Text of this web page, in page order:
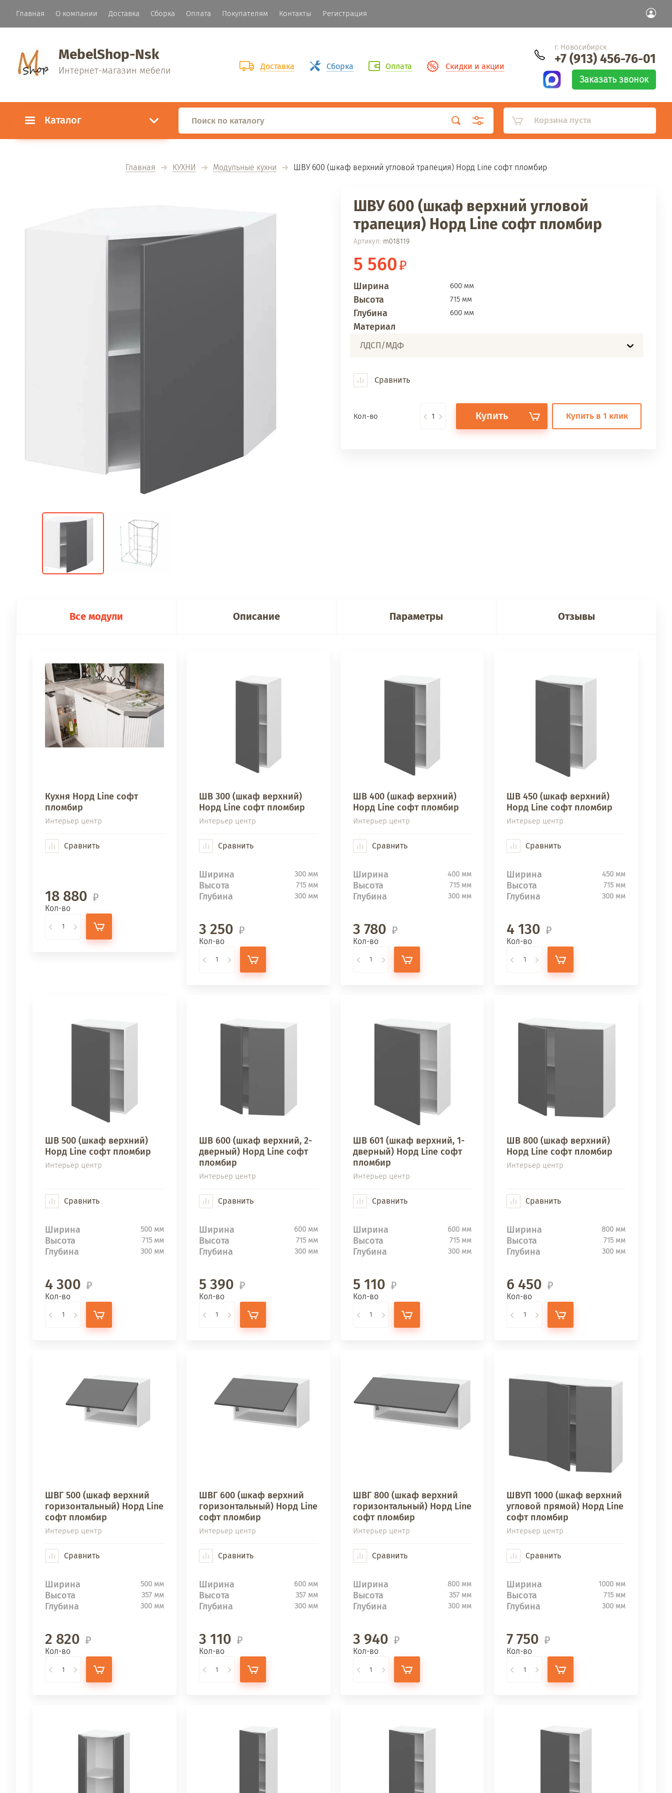
Главная О компании Доставка Сборка Оплата Покупателям Контакты Регистрация
MebelShop-Nsk
Интернет-магазин мебели Доставка Оплата Скидки и акции
Сборка
г. Новосибирск
+7 (913) 456-76-01
Заказать звонок
Каталог Корзина пуста
Главная КУХНИ Модульные кухни
  ШВУ 600 (шкаф верхний угловой трапеция) Норд Line софт пломбир
ШВУ 600 (шкаф верхний угловой
трапеция) Норд Line софт пломбир
Артикул: m018119
5 560
Ширина 600 мм
Высота 715 мм
Глубина 600 мм
Материал
ЛДСП/МДФ
Сравнить
Кол-во Купить Купить в 1 клик
Все модули Описание Параметры Отзывы
Кухня Норд Line софт
пломбир
Интерьер центр
Сравнить
18 880
Кол-во
ШВ 300 (шкаф верхний)
Норд Line софт пломбир
Интерьер центр
Сравнить
Ширина 300 мм
Высота 715 мм
Глубина 300 мм
3 250
Кол-во
ШВ 400 (шкаф верхний)
Норд Line софт пломбир
Интерьер центр
Сравнить
Ширина 400 мм
Высота 715 мм
Глубина 300 мм
3 780
Кол-во
ШВ 450 (шкаф верхний)
Норд Line софт пломбир
Интерьер центр
Сравнить
Ширина 450 мм
Высота 715 мм
Глубина 300 мм
4 130
Кол-во
ШВ 500 (шкаф верхний)
Норд Line софт пломбир
Интерьер центр
Сравнить
Ширина 500 мм
Высота 715 мм
Глубина 300 мм
4 300
Кол-во
ШВ 600 (шкаф верхний, 2-
дверный) Норд Line софт
пломбир
Интерьер центр
Сравнить
Ширина 600 мм
Высота 715 мм
Глубина 300 мм
5 390
Кол-во
ШВ 601 (шкаф верхний, 1-
дверный) Норд Line софт
пломбир
Интерьер центр
Сравнить
Ширина 600 мм
Высота 715 мм
Глубина 300 мм
5 110
Кол-во
ШВ 800 (шкаф верхний)
Норд Line софт пломбир
Интерьер центр
Сравнить
Ширина 800 мм
Высота 715 мм
Глубина 300 мм
6 450
Кол-во
ШВГ 500 (шкаф верхний
горизонтальный) Норд Line
софт пломбир
Интерьер центр
Сравнить
Ширина 500 мм
Высота 357 мм
Глубина 300 мм
2 820
Кол-во
ШВГ 600 (шкаф верхний
горизонтальный) Норд Line
софт пломбир
Интерьер центр
Сравнить
Ширина 600 мм
Высота 357 мм
Глубина 300 мм
3 110
Кол-во
ШВГ 800 (шкаф верхний
горизонтальный) Норд Line
софт пломбир
Интерьер центр
Сравнить
Ширина 800 мм
Высота 357 мм
Глубина 300 мм
3 940
Кол-во
ШВУП 1000 (шкаф верхний
угловой прямой) Норд Line
софт пломбир
Интерьер центр
Сравнить
Ширина 1000 мм
Высота 715 мм
Глубина 300 мм
7 750
Кол-во